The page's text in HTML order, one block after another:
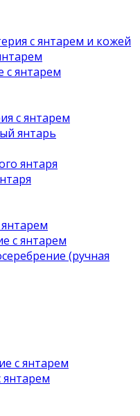
с янтарем и кожей
с янтарем
с янтарем
янтарь
янтаря
с янтарем
(ручная
с янтарем
янтарем